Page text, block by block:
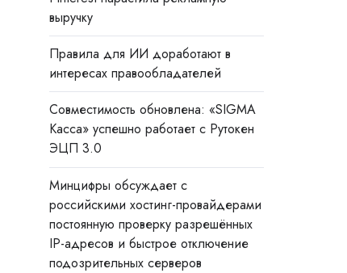
выручку
Правила для ИИ доработают в
интересах правообладателей
Совместимость обновлена: «SIGMA
Касса» успешно работает с Рутокен
ЭЦП 3.0
Минцифры обсуждает с
российскими хостинг-провайдерами
постоянную проверку разрешённых
IP-адресов и быстрое отключение
подозрительных серверов